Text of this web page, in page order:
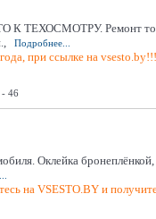
Ремонт
Подробнее...
при ссылке на
- 46
Оклейка
на VSESTO.BY и